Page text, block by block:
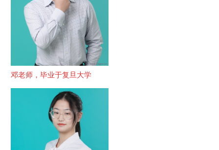
邓老师，毕业于复旦大学